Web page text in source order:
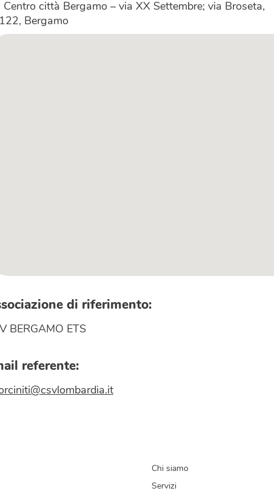
Centro città Bergamo – via XX Settembre; via Broseta,
Bergamo
di riferimento:
BERGAMO ETS
referente:
Chi siamo
Servizi